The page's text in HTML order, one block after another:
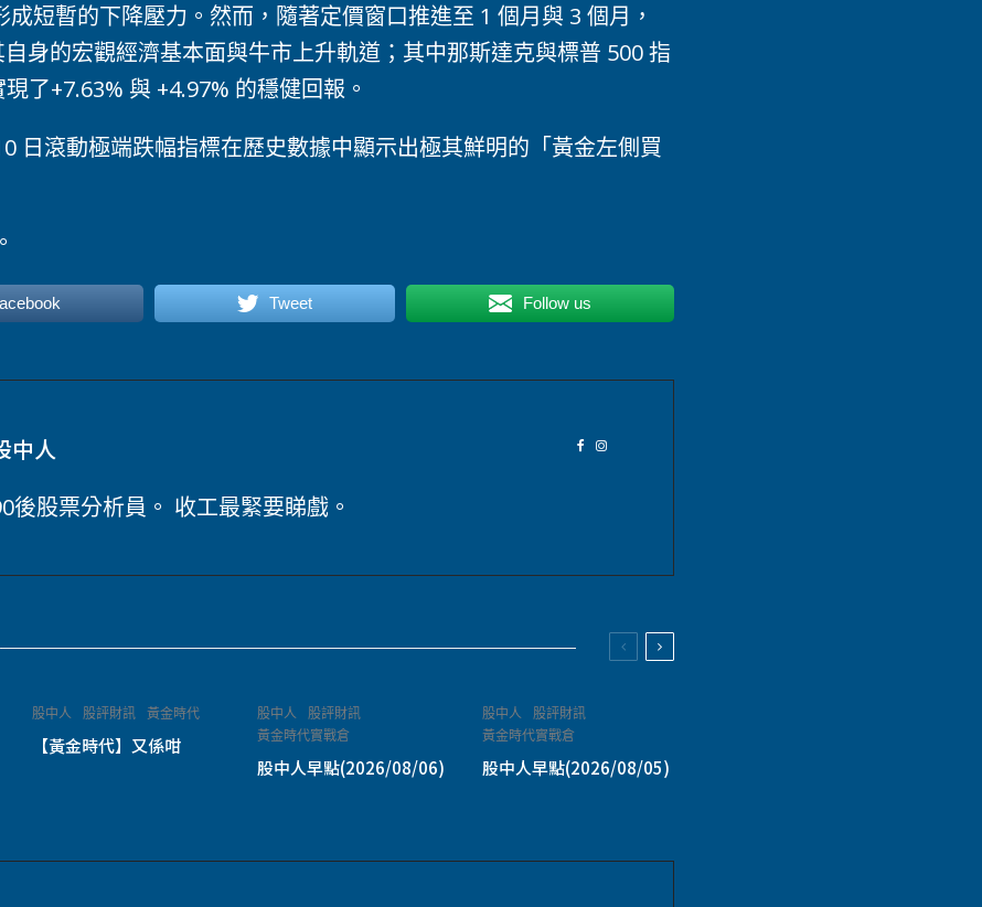
短暫的下降壓力。然而，隨著定價窗口推進至 1 個月與 3 個月，
身的宏觀經濟基本面與牛市上升軌道；其中那斯達克與標普 500 指
了+7.63% 與 +4.97% 的穩健回報。
日滾動極端跌幅指標在歷史數據中顯示出極其鮮明的「黃金左側買
Tweet Follow us
中人
後股票分析員。 收工最緊要睇戲。
股中人 股評財訊 黃金時代
【黃金時代】又係咁
股中人
股評財訊
黃金時代實戰倉
股中人早點(2026/08/06)
股中人
股評財訊
黃金時代實戰倉
股中人早點(2026/08/05)